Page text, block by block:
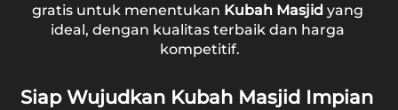
gratis untuk menentukan Kubah Masjid yang
ideal, dengan kualitas terbaik dan harga
kompetitif.
Siap Wujudkan Kubah Masjid Impian